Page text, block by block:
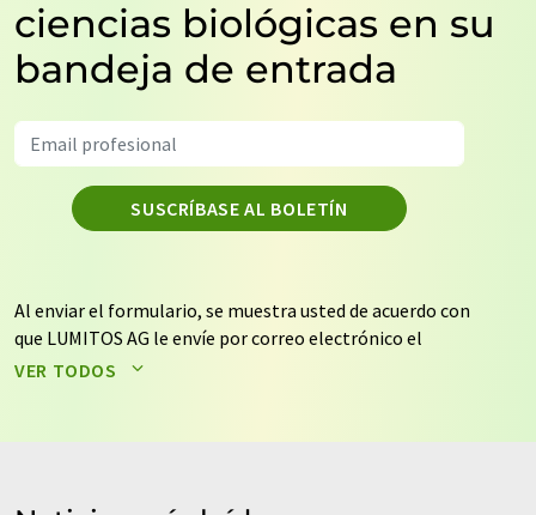
ciencias biológicas en su
bandeja de entrada
SUSCRÍBASE AL BOLETÍN
Al enviar el formulario, se muestra usted de acuerdo con
que LUMITOS AG le envíe por correo electrónico el
boletín o boletines seleccionados anteriormente. Sus
de nuestrapolítica de protección de datos. LUMITOS
electrónico a efectos publicitarios o de investigación de
VER TODOS